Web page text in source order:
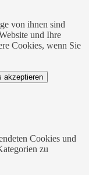
von ihnen sind
und Ihre
Cookies, wenn Sie
akzeptieren
Cookies und
zu